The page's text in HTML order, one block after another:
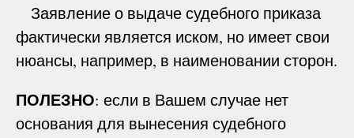
Заявление о выдаче судебного приказа
фактически является иском, но имеет свои
нюансы, например, в наименовании сторон.
ПОЛЕЗНО: если в Вашем случае нет
основания для вынесения судебного